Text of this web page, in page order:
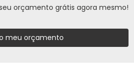
orçamento grátis agora mesmo!
meu orçamento